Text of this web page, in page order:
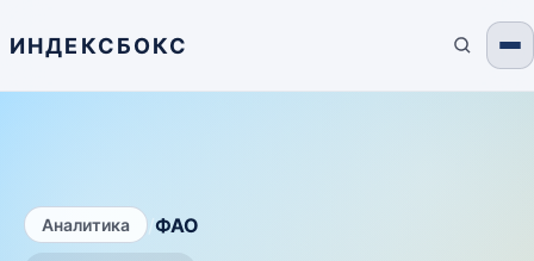
ИНДЕКСБОКС
Аналитика ФАО